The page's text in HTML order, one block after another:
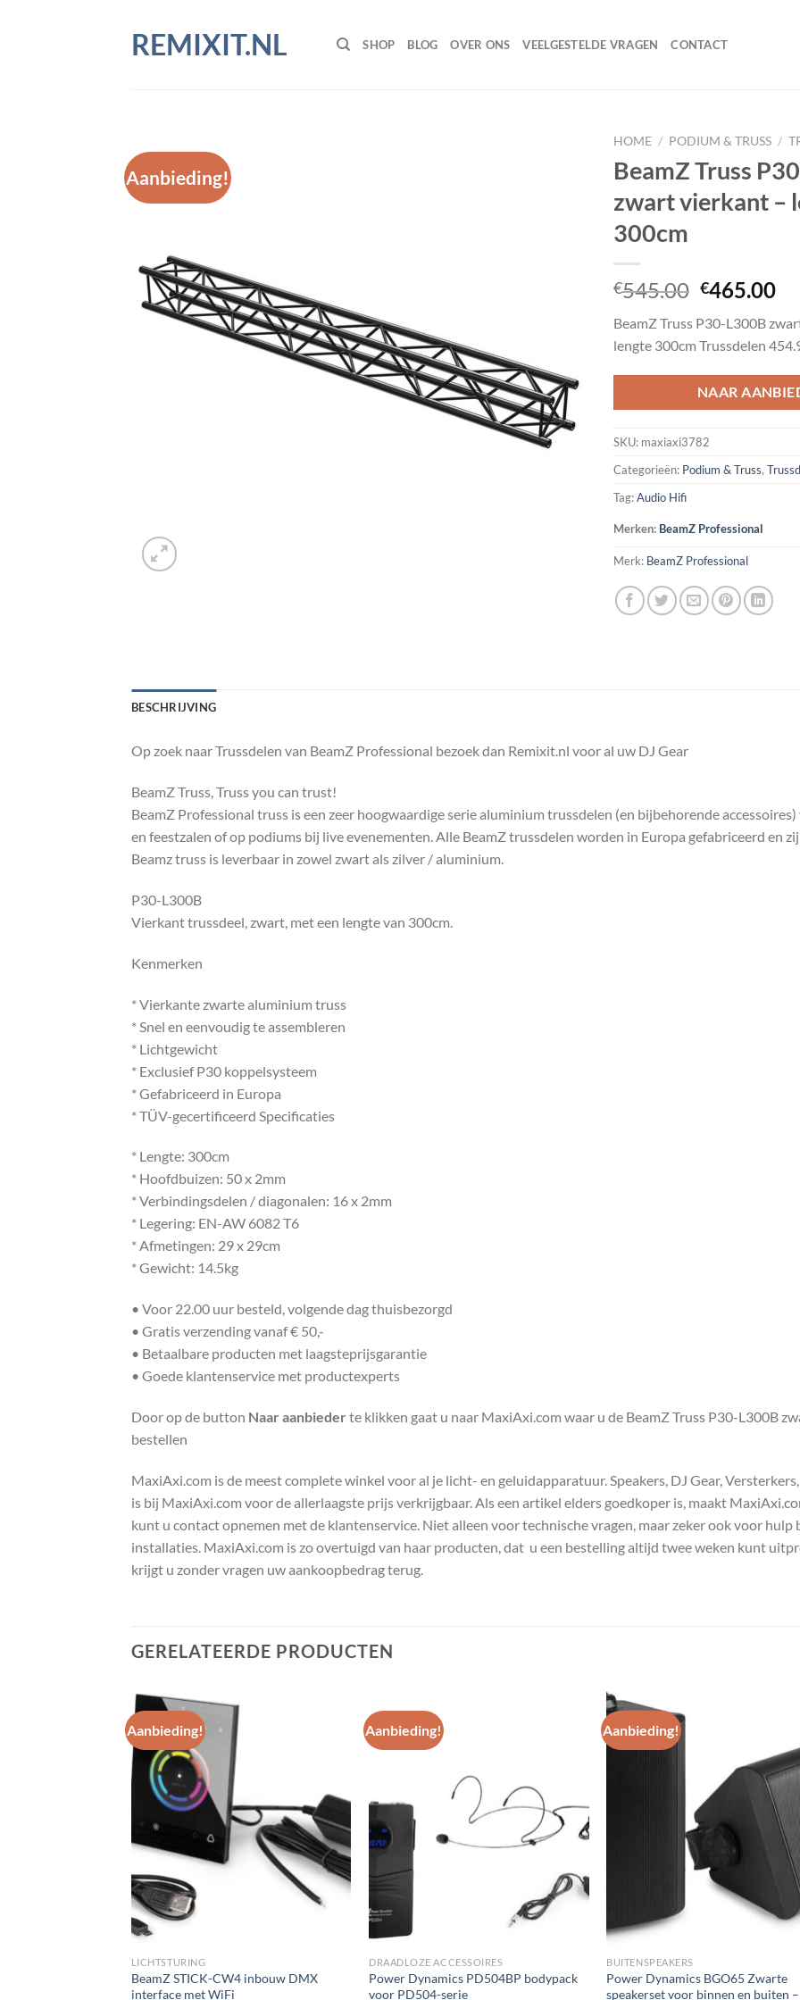
REMIXIT.NL SHOP BLOG OVER ONS VEELGESTELDE VRAGEN CONTACT
Aanbieding!
HOME / PODIUM & TRUSS /
BeamZ Truss
zwart vierkant –
300cm
€545.00
was:
€545.00.
€465.00
is:
BeamZ Truss P30-L300B
lengte 300cm Trussdelen
NAAR
SKU: maxiaxi3782
Categorieën: Podium & Truss,
Tag:Audio Hifi
Merken: BeamZ Professional
Merk: BeamZ Professional
BESCHRIJVING
Op zoek naar Trussdelen van BeamZ Professional bezoek dan Remixit.nl voor al uw DJ Gear
BeamZ Truss, Truss you can trust!
BeamZ Professional truss is een zeer hoogwaardige serie aluminium trussdelen (en bijbehorende
en feestzalen of op podiums bij live evenementen. Alle BeamZ trussdelen worden in Europa gefabriceerd en
Beamz truss is leverbaar in zowel zwart als zilver / aluminium.
P30-L300B
Vierkant trussdeel, zwart, met een lengte van 300cm.
Kenmerken
* Vierkante zwarte aluminium truss
* Snel en eenvoudig te assembleren
* Lichtgewicht
* Exclusief P30 koppelsysteem
* Gefabriceerd in Europa
* TÜV-gecertificeerd Specificaties
* Lengte: 300cm
* Hoofdbuizen: 50 x 2mm
* Verbindingsdelen / diagonalen: 16 x 2mm
* Legering: EN-AW 6082 T6
* Afmetingen: 29 x 29cm
* Gewicht: 14.5kg
• Voor 22.00 uur besteld, volgende dag thuisbezorgd
• Gratis verzending vanaf € 50,-
• Betaalbare producten met laagsteprijsgarantie
• Goede klantenservice met productexperts
Door op de button Naar aanbieder te klikken gaat u naar MaxiAxi.com waar u de BeamZ Truss P30-L300B
bestellen
MaxiAxi.com is de meest complete winkel voor al je licht- en geluidapparatuur. Speakers, DJ Gear,
is bij MaxiAxi.com voor de allerlaagste prijs verkrijgbaar. Als een artikel elders goedkoper is, maakt
kunt u contact opnemen met de klantenservice. Niet alleen voor technische vragen, maar zeker ook voor
installaties. MaxiAxi.com is zo overtuigd van haar producten, dat u een bestelling altijd twee weken kunt
krijgt u zonder vragen uw aankoopbedrag terug.
GERELATEERDE PRODUCTEN
Aanbieding!
LICHTSTURING
BeamZ STICK-CW4 inbouw DMX
interface met WiFi
Aanbieding!
wenslijst
DRAADLOZE ACCESSOIRES
Power Dynamics PD504BP bodypack
voor PD504-serie
Aanbieding!
aan
BUITENSPEAKERS
Power Dynamics BGO65 Zwarte
speakerset voor binnen en buiten –